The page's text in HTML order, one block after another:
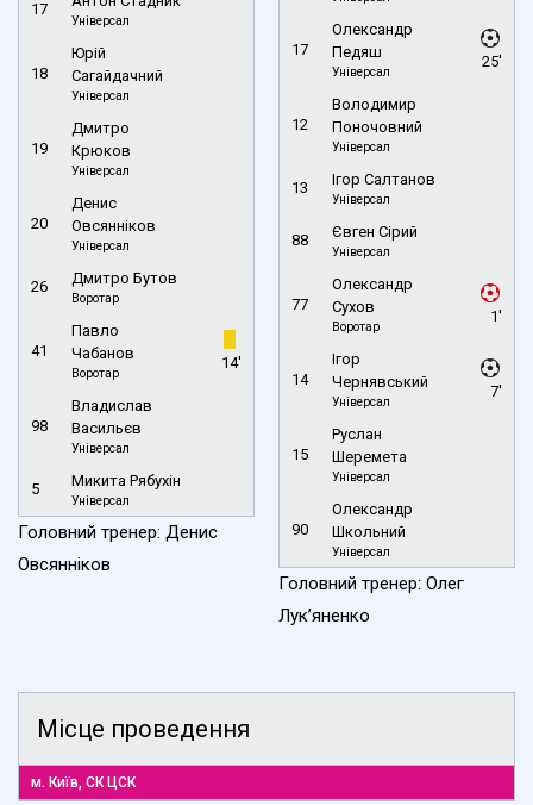
17
Універсал
18
Юрій
Сагайдачний
Універсал
19
Дмитро
Крюков
Універсал
20
Денис
Овсянніков
Універсал
26 Дмитро Бутов
Воротар
41
Павло
Чабанов
Воротар
14'
98
Владислав
Васильєв
Універсал
5 Микита Рябухін
Універсал
Головний тренер: Денис
Овсянніков
17
Олександр
Педяш
Універсал
25'
12
Володимир
Поночовний
Універсал
13 Ігор Салтанов
Універсал
88 Євген Сірий
Універсал
77
Олександр
Сухов
Воротар
1'
14
Ігор
Чернявський
Універсал
7'
15
Руслан
Шеремета
Універсал
90
Олександр
Школьний
Універсал
Головний тренер: Олег
Лук’яненко
Місце проведення
м. Київ, СК ЦСК